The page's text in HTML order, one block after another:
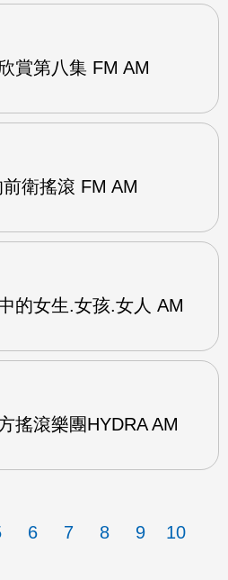
賞第八集 FM AM
衛搖滾 FM AM
的女生.女孩.女人 AM
搖滾樂團HYDRA AM
6 7 8 9
10